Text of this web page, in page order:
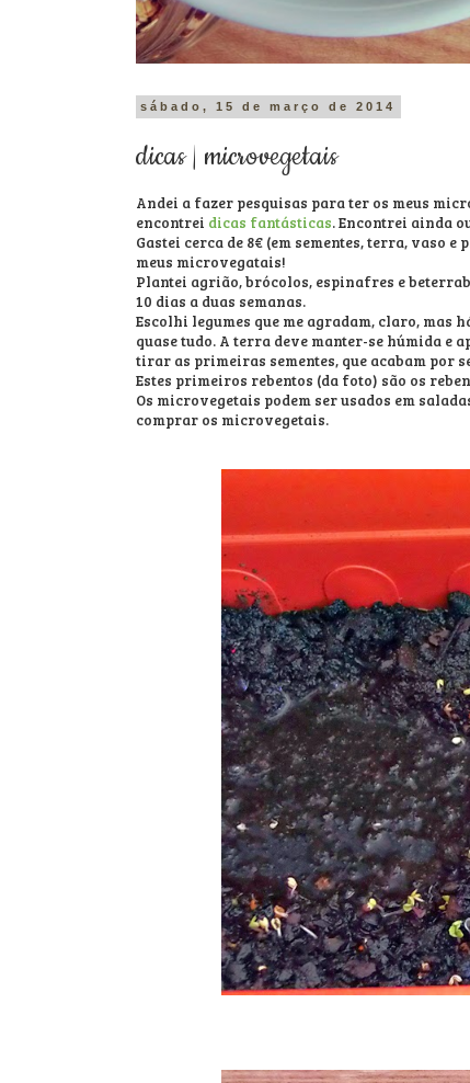
sábado, 15 de março de 2014
dicas | microvegetais
Andei a fazer pesquisas para ter os meus
encontrei dicas fantásticas. Encontrei ainda
Gastei cerca de 8€ (em sementes, terra, vaso
meus microvegatais!
Plantei agrião, brócolos, espinafres e
10 dias a duas semanas.
Escolhi legumes que me agradam, claro, mas
quase tudo. A terra deve manter-se húmida e
tirar as primeiras sementes, que acabam por
Estes primeiros rebentos (da foto) são os
Os microvegetais podem ser usados em
comprar os microvegetais.